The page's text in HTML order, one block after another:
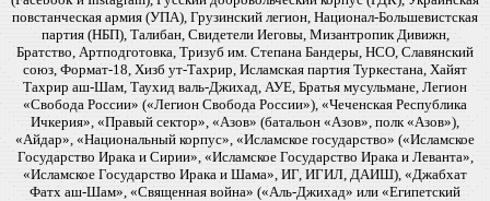
повстанческая армия (УПА), Грузинский легион, Национал-Большевистская
партия (НБП), Талибан, Свидетели Иеговы, Мизантропик Дивижн,
Братство, Артподготовка, Тризуб им. Степана Бандеры, НСО, Славянский
союз, Формат-18, Хизб ут-Тахрир, Исламская партия Туркестана, Хайят
Тахрир аш-Шам, Таухид валь-Джихад, АУЕ, Братья мусульмане, Легион
«Свобода России» («Легион Свобода России»), «Чеченская Республика
Ичкерия», «Правый сектор», «Азов» (батальон «Азов», полк «Азов»),
«Айдар», «Национальный корпус», «Исламское государство» («Исламское
Государство Ирака и Сирии», «Исламское Государство Ирака и Леванта»,
«Исламское Государство Ирака и Шама», ИГ, ИГИЛ, ДАИШ), «Джабхат
Фатх аш-Шам», «Священная война» («Аль-Джихад» или «Египетский